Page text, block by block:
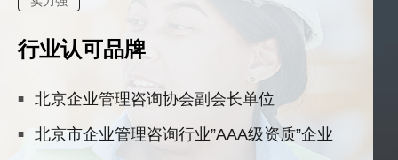
行业认可品牌
北京企业管理咨询协会副会长单位
北京市企业管理咨询行业”AAA级资质”企业